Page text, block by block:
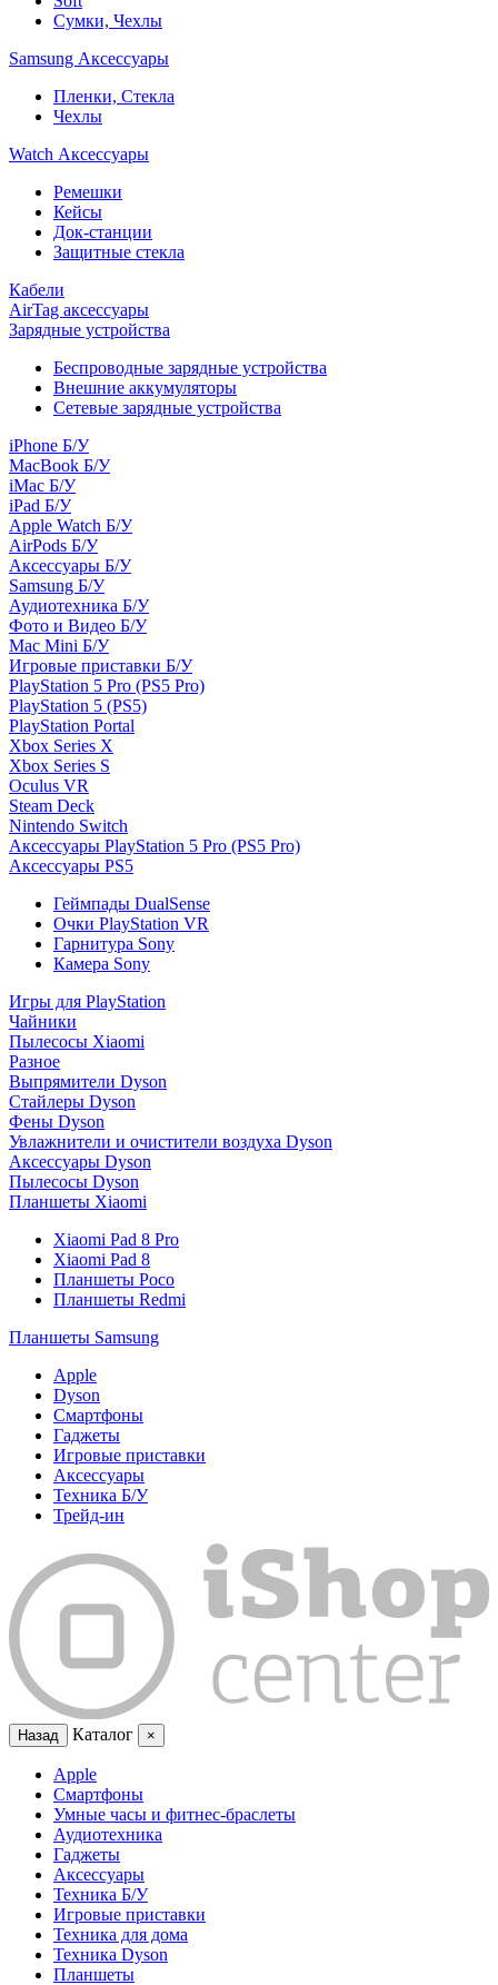
Сумки, Чехлы
Samsung Аксессуары
Пленки, Стекла
Чехлы
Watch Аксессуары
Ремешки
Кейсы
Док-станции
Защитные стекла
Кабели
AirTag аксессуары
Зарядные устройства
Беспроводные зарядные устройства
Внешние аккумуляторы
Сетевые зарядные устройства
iPhone Б/У
MacBook Б/У
iMac Б/У
iPad Б/У
Apple Watch Б/У
AirPods Б/У
Аксессуары Б/У
Samsung Б/У
Аудиотехника Б/У
Фото и Видео Б/У
Mac Mini Б/У
Игровые приставки Б/У
PlayStation 5 Pro (PS5 Pro)
PlayStation 5 (PS5)
PlayStation Portal
Xbox Series X
Xbox Series S
Oculus VR
Steam Deck
Nintendo Switch
Аксессуары PlayStation 5 Pro (PS5 Pro)
Аксессуары PS5
Геймпады DualSense
Очки PlayStation VR
Гарнитура Sony
Камера Sony
Игры для PlayStation
Чайники
Пылесосы Xiaomi
Разное
Выпрямители Dyson
Стайлеры Dyson
Фены Dyson
Увлажнители и очистители воздуха Dyson
Аксессуары Dyson
Пылесосы Dyson
Планшеты Xiaomi
Xiaomi Pad 8 Pro
Xiaomi Pad 8
Планшеты Poco
Планшеты Redmi
Планшеты Samsung
Apple
Dyson
Смартфоны
Гаджеты
Игровые приставки
Аксессуары
Техника Б/У
Трейд-ин
Назад Каталог ×
Apple
Смартфоны
Умные часы и фитнес-браслеты
Аудиотехника
Гаджеты
Аксессуары
Техника Б/У
Игровые приставки
Техника для дома
Техника Dyson
Планшеты